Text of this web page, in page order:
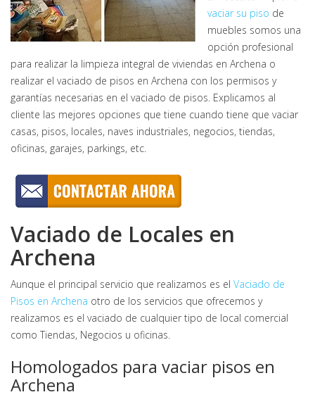
vaciar su piso de
muebles somos una
opción profesional
para realizar la limpieza integral de viviendas en Archena o
realizar el vaciado de pisos en Archena con los permisos y
garantías necesarias en el vaciado de pisos. Explicamos al
cliente las mejores opciones que tiene cuando tiene que vaciar
casas, pisos, locales, naves industriales, negocios, tiendas,
oficinas, garajes, parkings, etc.
Vaciado de Locales en
Archena
Aunque el principal servicio que realizamos es el Vaciado de
Pisos en Archena otro de los servicios que ofrecemos y
realizamos es el vaciado de cualquier tipo de local comercial
como Tiendas, Negocios u oficinas.
Homologados para vaciar pisos en
Archena